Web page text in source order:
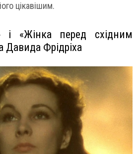
цікавішим.
і «Жінка перед східним
Давида Фрідріха